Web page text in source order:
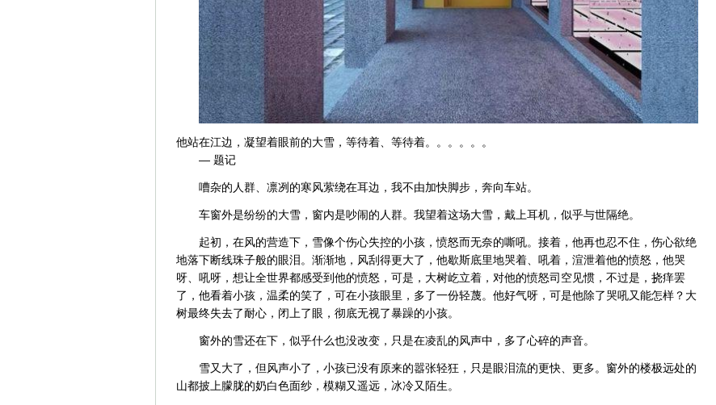
他站在江边，凝望着眼前的大雪，等待着、等待着。。。。。。
— 题记
嘈杂的人群、凛冽的寒风萦绕在耳边，我不由加快脚步，奔向车站。
车窗外是纷纷的大雪，窗内是吵闹的人群。我望着这场大雪，戴上耳机，似乎与世隔绝。
起初，在风的营造下，雪像个伤心失控的小孩，愤怒而无奈的嘶吼。接着，他再也忍不住，伤心欲绝
地落下断线珠子般的眼泪。渐渐地，风刮得更大了，他歇斯底里地哭着、吼着，渲泄着他的愤怒，他哭
呀、吼呀，想让全世界都感受到他的愤怒，可是，大树屹立着，对他的愤怒司空见惯，不过是，挠痒罢
了，他看着小孩，温柔的笑了，可在小孩眼里，多了一份轻蔑。他好气呀，可是他除了哭吼又能怎样？大
树最终失去了耐心，闭上了眼，彻底无视了暴躁的小孩。
窗外的雪还在下，似乎什么也没改变，只是在凌乱的风声中，多了心碎的声音。
雪又大了，但风声小了，小孩已没有原来的嚣张轻狂，只是眼泪流的更快、更多。窗外的楼极远处的
山都披上朦胧的奶白色面纱，模糊又遥远，冰冷又陌生。